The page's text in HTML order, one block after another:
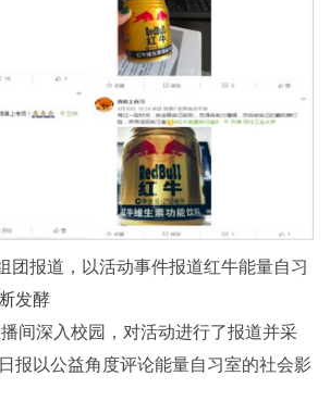
团报道，以活动事件报道红牛能量自习
发酵
间深入校园，对活动进行了报道并采
报以公益角度评论能量自习室的社会影